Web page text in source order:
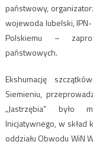
państwowy,
wojewoda lubelski,
Polskiemu –
państwowych.
Ekshumację
Siemieniu,
„Jastrzębia” było
Inicjatywnego, w skład
oddziału Obwodu WiN